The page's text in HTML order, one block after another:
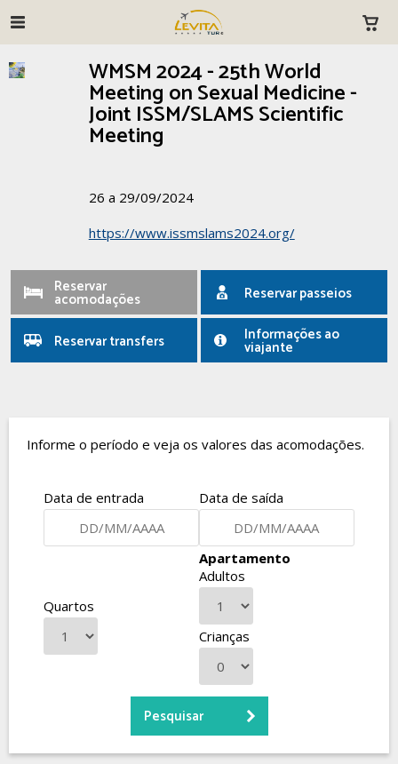
WMSM 2024 - 25th World
Meeting on Sexual Medicine -
Joint ISSM/SLAMS Scientific
Meeting
26 a 29/09/2024
https://www.issmslams2024.org/
Reservar
acomodações Reservar passeios
Reservar transfers Informações ao
viajante
Informe o período e veja os valores das acomodações.
Data de entrada Data de saída
Quartos
Apartamento
Adultos
Crianças